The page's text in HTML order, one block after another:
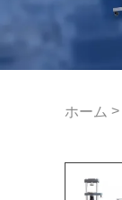
ホーム >